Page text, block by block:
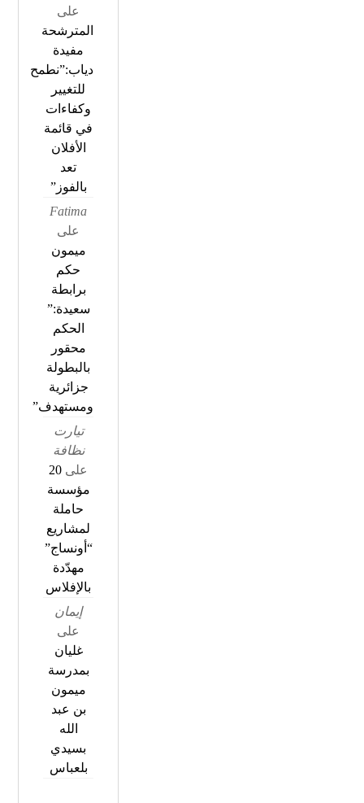
على
المترشحة
مفيدة
دياب:”نطمح
للتغيير
وكفاءات
في قائمة
الأفلان
تعد
بالفوز”
Fatima
على
ميمون
حكم
برابطة
سعيدة:”
الحكم
محقور
بالبطولة
جزائرية
ومستهدف”
تيارت
نظافة
على 20
مؤسسة
حاملة
لمشاريع
“أونساج”
مهدّدة
بالإفلاس
إيمان
على
غليان
بمدرسة
ميمون
بن عبد
الله
بسيدي
بلعباس